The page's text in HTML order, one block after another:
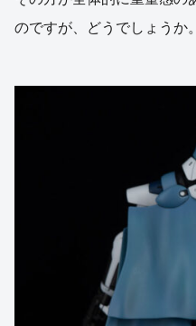
のですが、どうでしょうか。